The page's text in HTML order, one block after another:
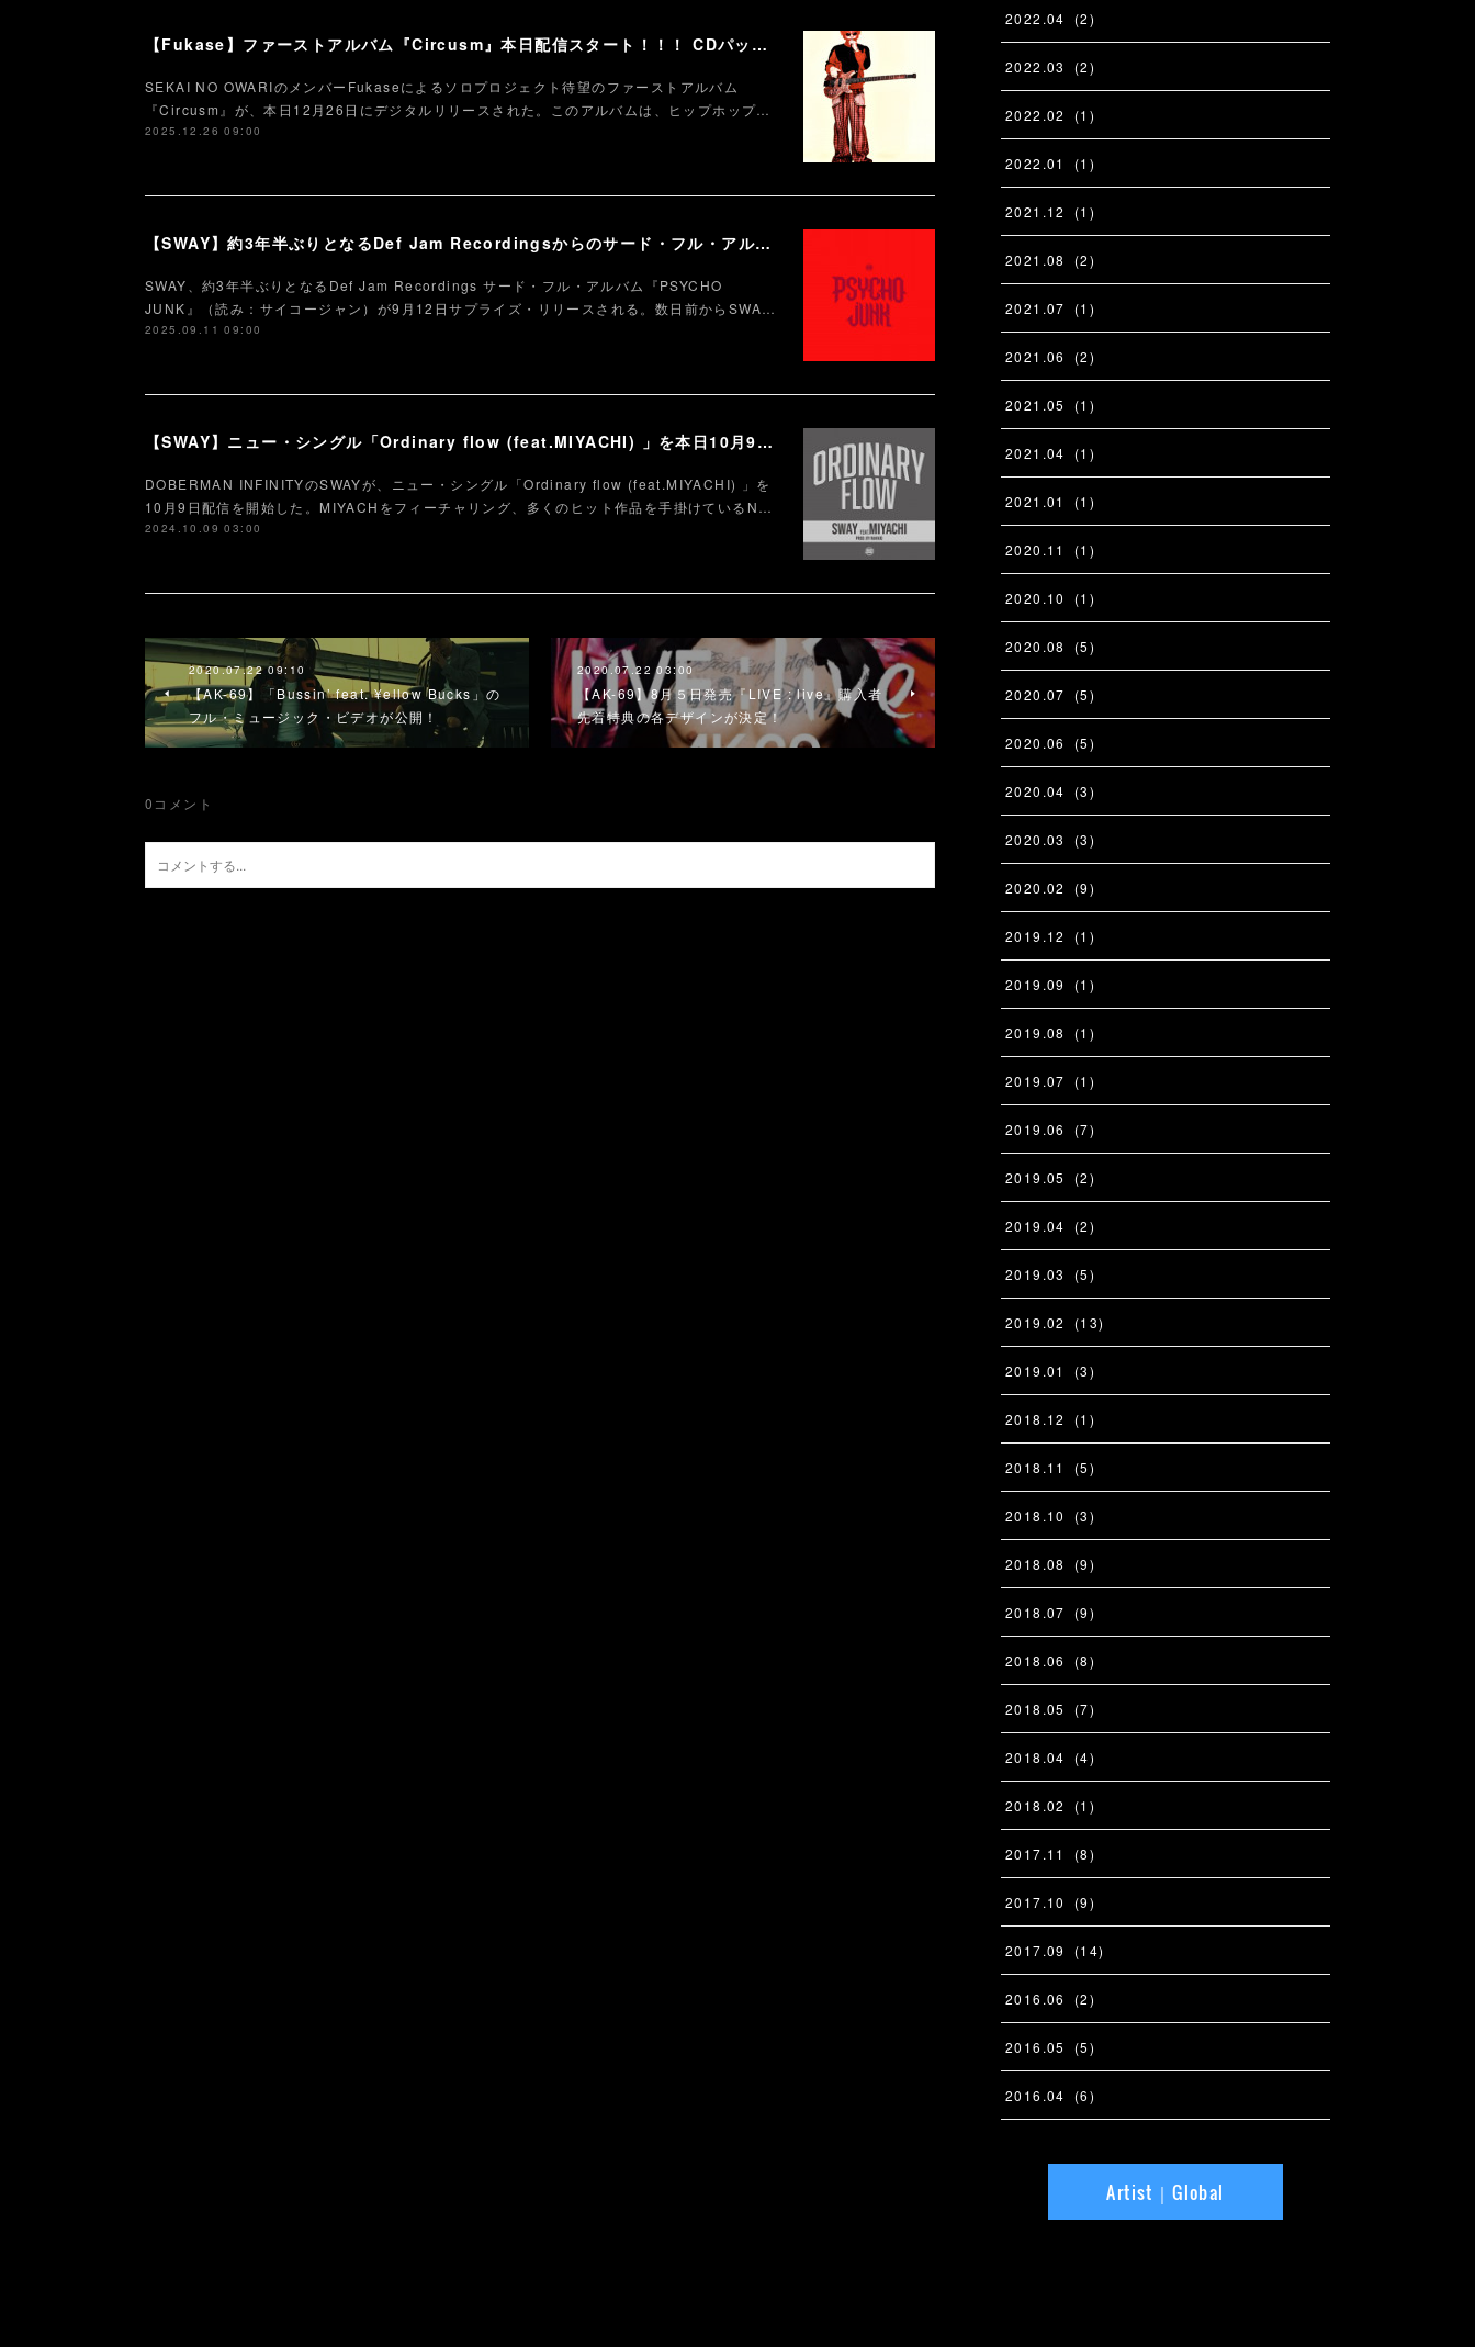
【Fukase】ファーストアルバム『Circusm』本日配信スタート！！！ CDパッケージの発売も決定！ 超豪華仕様のデラックス盤など5月にリリース！
SEKAI NO OWARIのメンバーFukaseによるソロプロジェクト待望のファーストアルバム
『Circusm』が、本日12月26日にデジタルリリースされた。このアルバムは、ヒップホップ…
2025.12.26 09:00
【SWAY】約3年半ぶりとなるDef Jam Recordingsからのサード・フル・アルバム『PSYCHO JUNK』、9月12日サプライズ・リリース。
SWAY、約3年半ぶりとなるDef Jam Recordings サード・フル・アルバム『PSYCHO
JUNK』（読み：サイコージャン）が9月12日サプライズ・リリースされる。数日前からSWA…
2025.09.11 09:00
【SWAY】ニュー・シングル「Ordinary flow (feat.MIYACHI) 」を本日10月9日に配信スタート。 週末の休みまで頑張る社会人への応援ソング
DOBERMAN INFINITYのSWAYが、ニュー・シングル「Ordinary flow (feat.MIYACHI) 」を
10月9日配信を開始した。MIYACHをフィーチャリング、多くのヒット作品を手掛けているN…
2024.10.09 03:00
2020.07.22 09:10
【AK-69】「Bussin’ feat. ¥ellow Bucks」の
フル・ミュージック・ビデオが公開！
2020.07.22 03:00
【AK-69】8月５日発売『LIVE : live』購入者
先着特典の各デザインが決定！
0 コメント
2022 .04 (2)
2022 .03 (2)
2022 .02 (1 )
2022 .01 (1 )
2021 .12 (1 )
2021 .08 (2)
2021 .07 (1 )
2021 .06 (2)
2021 .05 (1 )
2021 .04 (1 )
2021 .01 (1 )
2020 .11 (1 )
2020 .10 (1 )
2020 .08 (5)
2020 .07 (5)
2020 .06 (5)
2020 .04 (3)
2020 .03 (3)
2020 .02 (9)
2019 .12 (1 )
2019 .09 (1 )
2019 .08 (1 )
2019 .07 (1 )
2019 .06 (7)
2019 .05 (2)
2019 .04 (2)
2019 .03 (5)
2019 .02 (13)
2019 .01 (3)
2018 .12 (1 )
2018 .11 (5)
2018 .10 (3)
2018 .08 (9)
2018 .07 (9)
2018 .06 (8)
2018 .05 (7)
2018 .04 (4)
2018 .02 (1 )
2017.11 (8)
2017.10 (9)
2017.09 (14)
2016 .06 (2)
2016 .05 (5)
2016 .04 (6)
Artist｜Global